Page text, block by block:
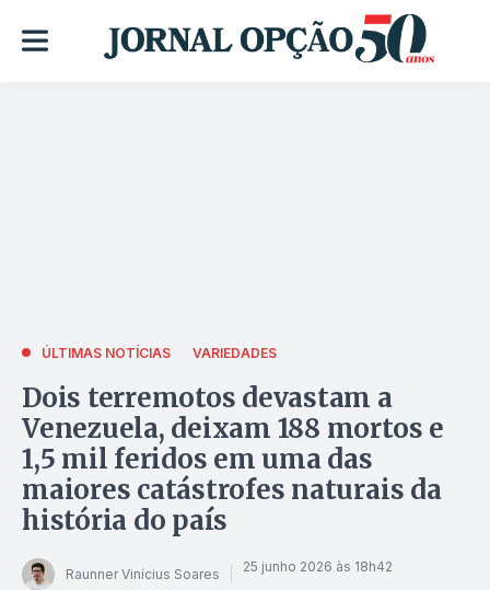
ÚLTIMAS NOTÍCIAS VARIEDADES
Dois terremotos devastam a
Venezuela, deixam 188 mortos e
1,5 mil feridos em uma das
maiores catástrofes naturais da
história do país
Raunner Vinícius Soares 25 junho 2026 às 18h42